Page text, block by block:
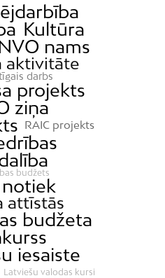
Kultūra
nams
aktivitāte
darbs
projekts
ziņa
RAIC projekts
budžets
notiek
attīstās
budžeta
iesaiste
Latviešu valodas kursi